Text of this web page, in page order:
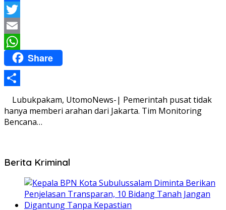
Facebook
Twitter
Email
WhatsApp
Share
Share
Lubukpakam, UtomoNews-| Pemerintah pusat tidak
hanya memberi arahan dari Jakarta. Tim Monitoring
Bencana…
Berita Kriminal